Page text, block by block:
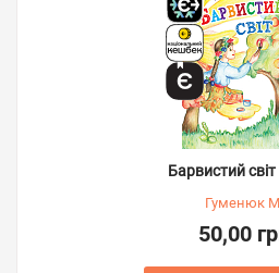
Барвистий світ
Гуменюк
50,00